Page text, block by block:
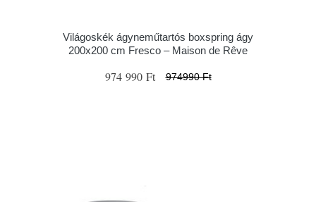
Világoskék ágyneműtartós boxspring ágy
200x200 cm Fresco – Maison de Rêve
974 990 Ft 974990 Ft